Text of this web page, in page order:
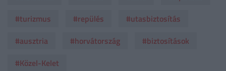
#turizmus
#repülés
#utasbiztosítás
#ausztria
#horvátország
#biztosítások
#Közel-Kelet